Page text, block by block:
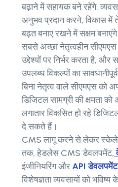
बढ़ाने में सहायक बने रहेंगे,
अनुभव प्रदान करने, विकास में
बढ़त बनाए रखने में सक्षम
सबसे अच्छा नेतृत्वहीन
उद्देश्यों पर निर्भर करता है,
उपलब्ध विकल्पों का
बिना नेतृत्व वाले सीएमएस को
डिजिटल सामग्री की क्षमता
लगातार विकसित हो रहे
दे सकते हैं।
CMS लागू करने से लेकर
तक, हेडलेस CMS डेवलपमेंट,
इंजीनियरिंग और API
विशेषज्ञता व्यवसायों को